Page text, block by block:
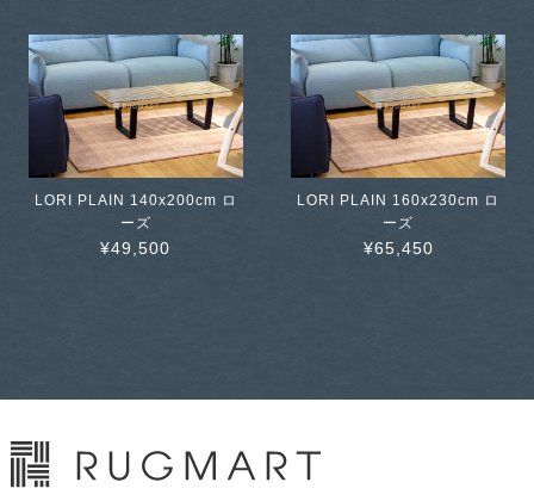
LORI PLAIN 140x200cm ロ
ーズ
¥49,500
LORI PLAIN 160x230cm ロ
ーズ
¥65,450